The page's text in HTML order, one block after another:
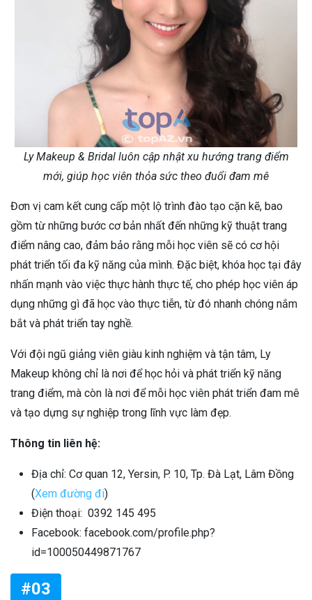
Ly Makeup & Bridal luôn cập nhật xu hướng trang điểm
mới, giúp học viên thỏa sức theo đuổi đam mê
Đơn vị cam kết cung cấp một lộ trình đào tạo cặn kẽ, bao
gồm từ những bước cơ bản nhất đến những kỹ thuật trang
điểm nâng cao, đảm bảo rằng mỗi học viên sẽ có cơ hội
phát triển tối đa kỹ năng của mình. Đặc biệt, khóa học tại đây
nhấn mạnh vào việc thực hành thực tế, cho phép học viên áp
dụng những gì đã học vào thực tiễn, từ đó nhanh chóng nắm
bắt và phát triển tay nghề.
Với đội ngũ giảng viên giàu kinh nghiệm và tận tâm, Ly
Makeup không chỉ là nơi để học hỏi và phát triển kỹ năng
trang điểm, mà còn là nơi để mỗi học viên phát triển đam mê
và tạo dựng sự nghiệp trong lĩnh vực làm đẹp.
Thông tin liên hệ:
Địa chỉ: Cơ quan 12, Yersin, P. 10, Tp. Đà Lạt, Lâm Đồng
(Xem đường đi)
Điện thoại: 0392 145 495
Facebook: facebook.com/profile.php?
id=100050449871767
#03